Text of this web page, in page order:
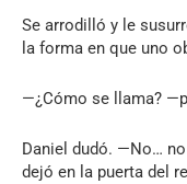
Se arrodilló y le
la forma en que uno
—¿Cómo se llama?
Daniel dudó. —No…
dejó en la puerta del